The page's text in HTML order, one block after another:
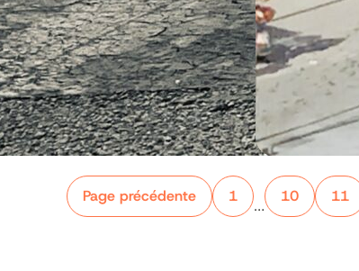
Page précédente 1
…
10 11